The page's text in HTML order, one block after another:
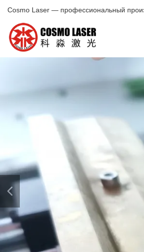
Cosmo Laser — профессиональный